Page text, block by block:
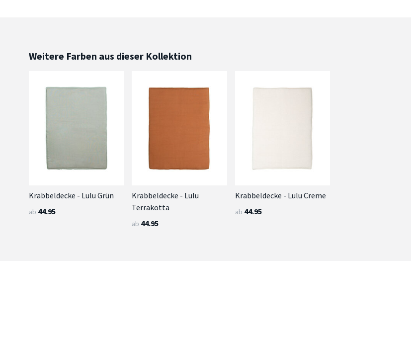
Weitere Farben aus dieser Kollektion
Krabbeldecke - Lulu Grün
ab 44.95
Krabbeldecke - Lulu
Terrakotta
ab 44.95
Krabbeldecke - Lulu Creme
ab 44.95